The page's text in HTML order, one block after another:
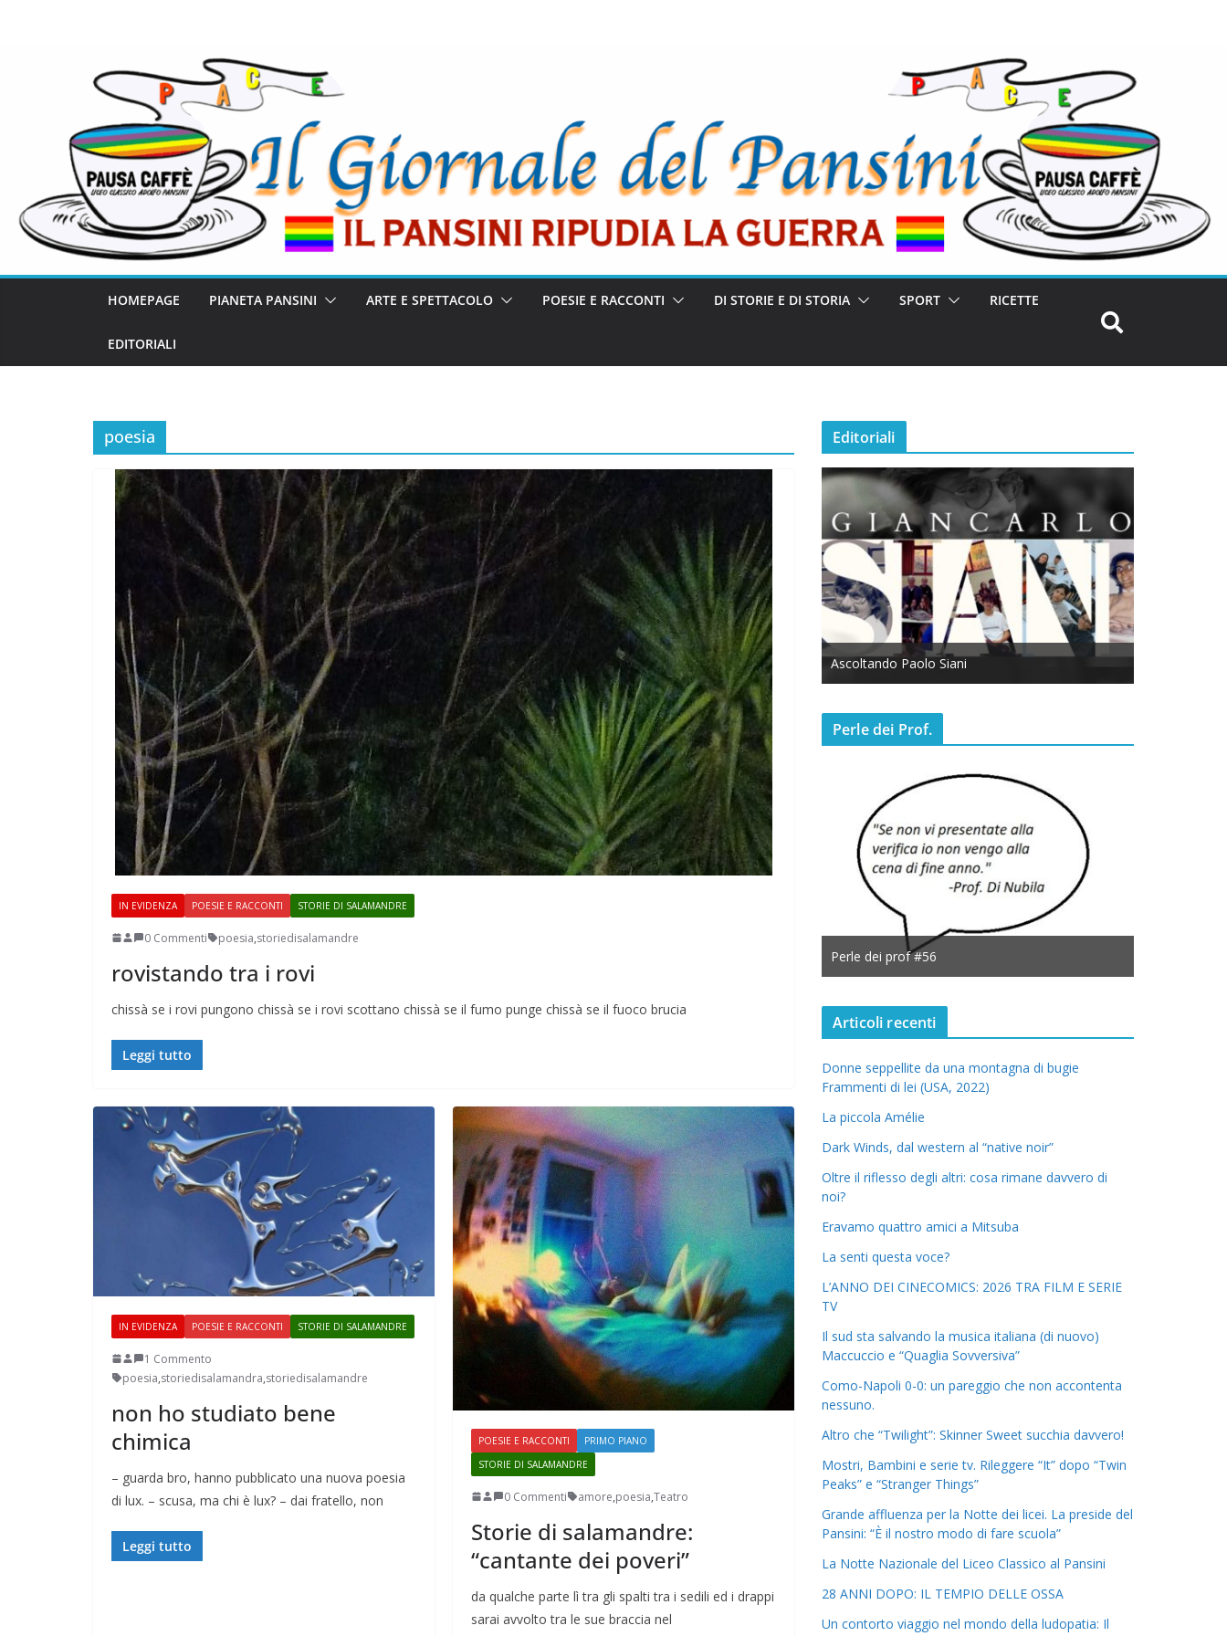
HOMEPAGE PIANETA PANSINI ARTE E SPETTACOLO POESIE E RACCONTI DI STORIE E DI STORIA SPORT RICETTE
EDITORIALI
poesia
IN EVIDENZA POESIE E RACCONTI STORIE DI SALAMANDRE
0 Commenti poesia,storiedisalamandre
rovistando tra i rovi
chissà se i rovi pungono chissà se i rovi scottano chissà se il fumo punge chissà se il fuoco brucia
Leggi tutto
IN EVIDENZA POESIE E RACCONTI STORIE DI SALAMANDRE
1 Commento
poesia,storiedisalamandra,storiedisalamandre
non ho studiato bene
chimica
– guarda bro, hanno pubblicato una nuova poesia
di lux. – scusa, ma chi è lux? – dai fratello, non
Leggi tutto
POESIE E RACCONTI
PRIMO PIANO
STORIE DI SALAMANDRE
0 Commenti amore,poesia,Teatro
Storie di salamandre:
“cantante dei poveri”
da qualche parte lì tra gli spalti tra i sedili ed i drappi
sarai avvolto tra le sue braccia nel
Editoriali
Incontro sul referendum per la riforma della
magistratura
L’ANNO DEI CINECOMICS: 2026 TRA FILM E
SERIE TV
Ascoltando Paolo Siani
Perle dei Prof.
Perle dei prof #56
Articoli recenti
Donne seppellite da una montagna di bugie
Frammenti di lei (USA, 2022)
La piccola Amélie
Dark Winds, dal western al “native noir”
Oltre il riflesso degli altri: cosa rimane davvero di
noi?
Eravamo quattro amici a Mitsuba
La senti questa voce?
L’ANNO DEI CINECOMICS: 2026 TRA FILM E SERIE
TV
Il sud sta salvando la musica italiana (di nuovo)
Maccuccio e “Quaglia Sovversiva”
Como-Napoli 0-0: un pareggio che non accontenta
nessuno.
Altro che “Twilight”: Skinner Sweet succhia davvero!
Mostri, Bambini e serie tv. Rileggere “It” dopo “Twin
Peaks” e “Stranger Things”
Grande affluenza per la Notte dei licei. La preside del
Pansini: “È il nostro modo di fare scuola”
La Notte Nazionale del Liceo Classico al Pansini
28 ANNI DOPO: IL TEMPIO DELLE OSSA
Un contorto viaggio nel mondo della ludopatia: Il